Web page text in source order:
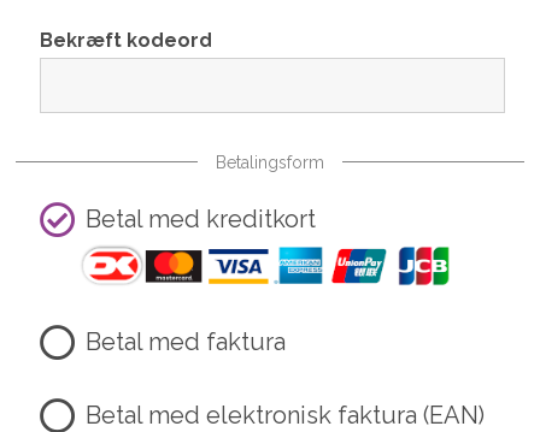
Bekræft kodeord
Betalingsform
Betal med kreditkort
Betal med faktura
Betal med elektronisk faktura (EAN)